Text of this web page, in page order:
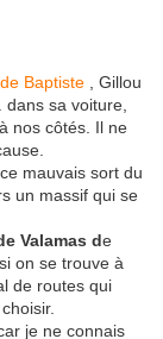
Baptiste
, Gillou
sa voiture,
nos côtés. Il ne
mauvais sort du
un massif qui se
Valamas de
on se trouve à
de routes qui
je ne connais